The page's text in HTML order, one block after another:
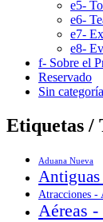
e5-
e6-
e7-
e8-
f- Sobre el
Reservado
Sin categoría
Etiquetas /
Aduana Nueva
Antiguas
Atracciones -
Aéreas -